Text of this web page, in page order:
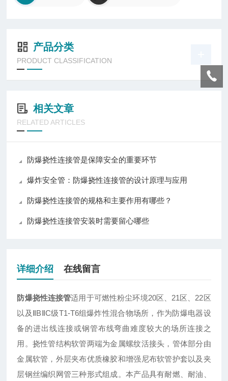
产品分类
PRODUCT CLASSIFICATION
相关文章
RELATED ARTICLES
防爆挠性连接管是保障安全的重要环节
爆炸安全管：防爆挠性连接管的设计原理与应用
防爆挠性连接管的规格和主要作用有哪些？
防爆挠性连接管安装时需要留心哪些
详细介绍 在线留言
防爆挠性连接管适用于可燃性粉尘环境20区、21区、22区
以及ⅡBⅡC级T1-T6组爆炸性混合物场所，作为防爆电器设
备的进出线连接或钢管布线弯曲难度较大的场所连接之
用。挠性管结构软管两端为金属螺纹活接头，管体部分由
金属软管，外层夹布优质橡胶和增强尼布软管护套以及夹
层钢丝编织网管三种形式组成。本产品具有耐燃、耐油、